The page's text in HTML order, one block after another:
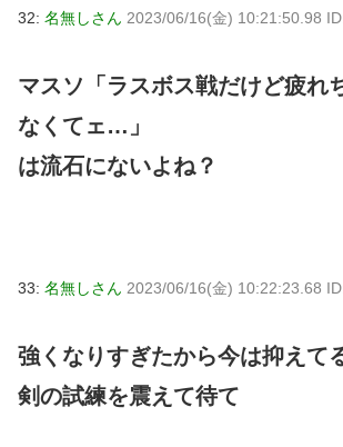
32: 名無しさん 2023/06/16(金) 10:21:50.98
マスソ「ラスボス戦だけど疲れ
なくてェ…」
は流石にないよね？
33: 名無しさん 2023/06/16(金) 10:22:23.68
強くなりすぎたから今は抑えて
剣の試練を震えて待て